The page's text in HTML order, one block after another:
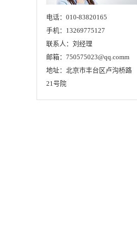
电话：010-83820165
手机：13269775127
联系人：刘经理
邮箱：750575023@qq.comm
地址：北京市丰台区卢沟桥路
21号院